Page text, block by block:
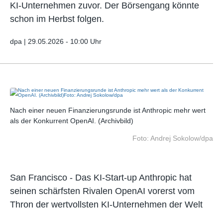
KI-Unternehmen zuvor. Der Börsengang könnte
schon im Herbst folgen.
dpa | 29.05.2026 - 10:00 Uhr
Nach einer neuen Finanzierungsrunde ist Anthropic mehr wert
als der Konkurrent OpenAI. (Archivbild)
Foto: Andrej Sokolow/dpa
San Francisco - Das KI-Start-up Anthropic hat
seinen schärfsten Rivalen OpenAI vorerst vom
Thron der wertvollsten KI-Unternehmen der Welt